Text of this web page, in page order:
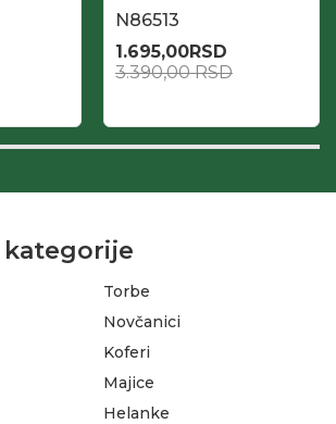
N86513
1.695,00RSD
3.390,00RSD
Torbe
Novčanici
Koferi
Majice
Helanke